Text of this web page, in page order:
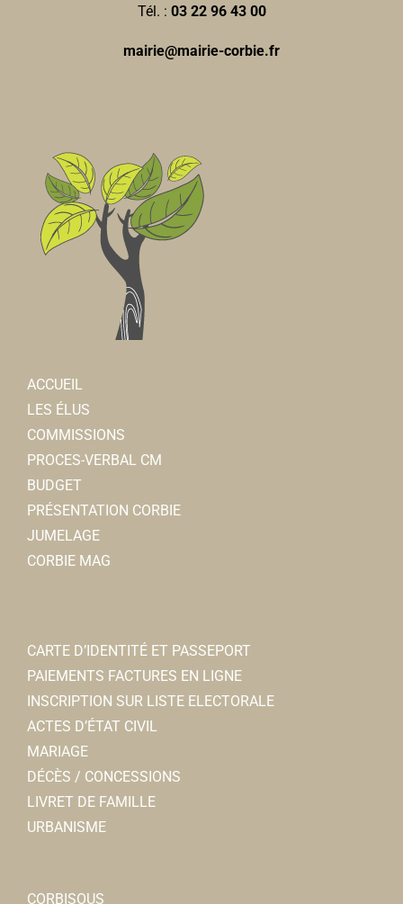
Tél. : 03 22 96 43 00
mairie@mairie-corbie.fr
ACCUEIL
LES ÉLUS
COMMISSIONS
PROCES-VERBAL CM
BUDGET
PRÉSENTATION CORBIE
JUMELAGE
CORBIE MAG
CARTE D’IDENTITÉ ET PASSEPORT
PAIEMENTS FACTURES EN LIGNE
INSCRIPTION SUR LISTE ELECTORALE
ACTES D’ÉTAT CIVIL
MARIAGE
DÉCÈS / CONCESSIONS
LIVRET DE FAMILLE
URBANISME
CORBISOUS